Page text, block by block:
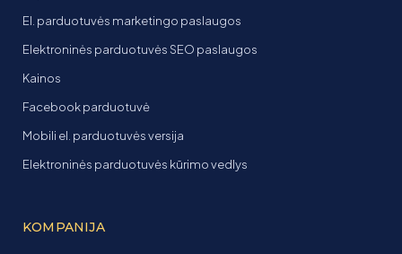
El. parduotuvės marketingo paslaugos
Elektroninės parduotuvės SEO paslaugos
Kainos
Facebook parduotuvė
Mobili el. parduotuvės versija
Elektroninės parduotuvės kūrimo vedlys
KOMPANIJA